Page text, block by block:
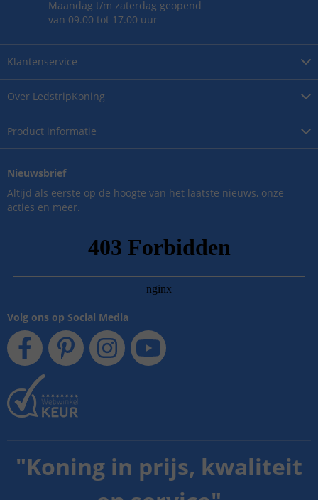
Over LedstripKoning
Product informatie
Klantenservice
Maandag t/m zaterdag geopend
van 09.00 tot 17.00 uur
Nieuwsbrief
Altijd als eerste op de hoogte van het laatste nieuws, onze
acties en meer.
Volg ons op Social Media
"Koning in prijs, kwaliteit